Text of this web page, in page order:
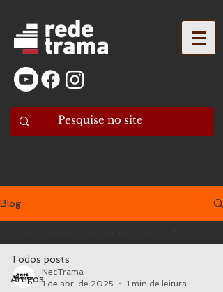
Blog
Todos posts
Artigos
NecTrama
1 de abr. de 2025
1 min de leitura